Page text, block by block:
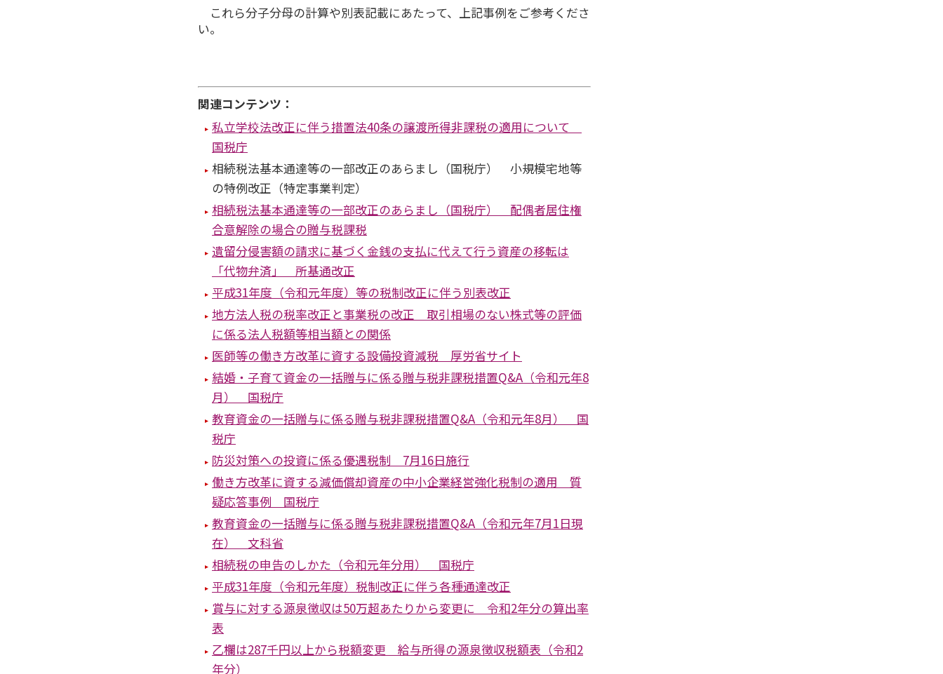
これら分子分母の計算や別表記載にあたって、上記事例をご参考くださ
い。
関連コンテンツ：
私立学校法改正に伴う措置法40条の譲渡所得非課税の適用について
国税庁
相続税法基本通達等の一部改正のあらまし（国税庁） 小規模宅地等
の特例改正（特定事業判定）
相続税法基本通達等の一部改正のあらまし（国税庁） 配偶者居住権
合意解除の場合の贈与税課税
遺留分侵害額の請求に基づく金銭の支払に代えて行う資産の移転は
「代物弁済」 所基通改正
平成31年度（令和元年度）等の税制改正に伴う別表改正
地方法人税の税率改正と事業税の改正 取引相場のない株式等の評価
に係る法人税額等相当額との関係
医師等の働き方改革に資する設備投資減税 厚労省サイト
結婚・子育て資金の一括贈与に係る贈与税非課税措置Q&A（令和元年8
月） 国税庁
教育資金の一括贈与に係る贈与税非課税措置Q&A（令和元年8月） 国
税庁
防災対策への投資に係る優遇税制 7月16日施行
働き方改革に資する減価償却資産の中小企業経営強化税制の適用 質
疑応答事例 国税庁
教育資金の一括贈与に係る贈与税非課税措置Q&A（令和元年7月1日現
在） 文科省
相続税の申告のしかた（令和元年分用） 国税庁
平成31年度（令和元年度）税制改正に伴う各種通達改正
賞与に対する源泉徴収は50万超あたりから変更に 令和2年分の算出率
表
乙欄は287千円以上から税額変更 給与所得の源泉徴収税額表（令和2
年分）